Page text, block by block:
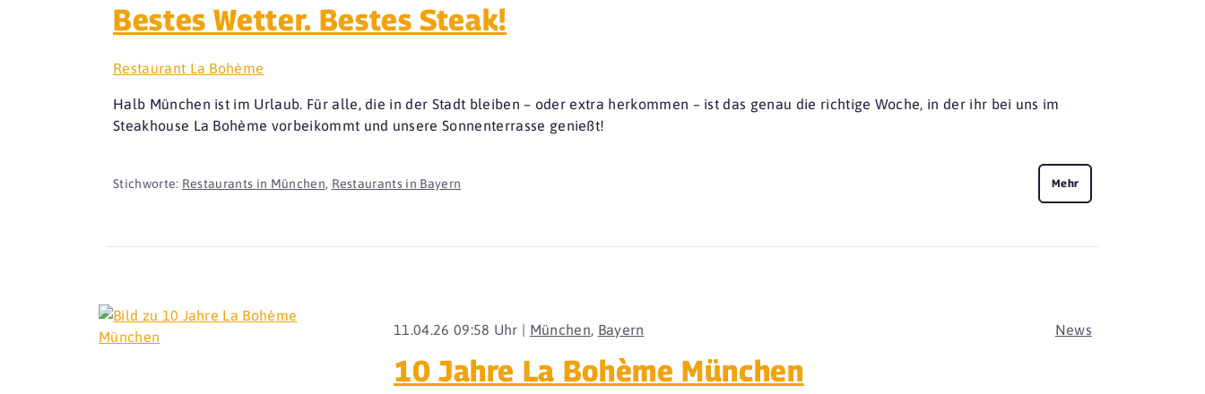
Bestes Wetter. Bestes Steak!
Restaurant La Bohème
Halb München ist im Urlaub. Für alle, die in der Stadt bleiben – oder extra herkommen – ist das genau die richtige Woche, in der ihr bei uns im
Steakhouse La Bohème vorbeikommt und unsere Sonnenterrasse genießt!
Stichworte: Restaurants in München, Restaurants in Bayern Mehr
11.04.26 09:58 Uhr | München, Bayern News
10 Jahre La Bohème München